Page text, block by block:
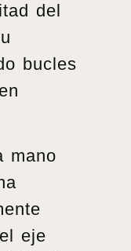
del
bucles
mano
eje